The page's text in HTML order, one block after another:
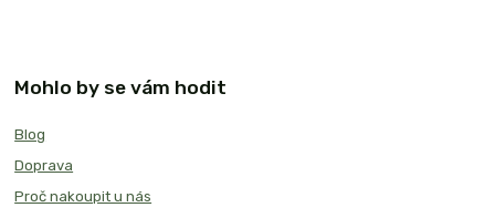
Mohlo by se vám hodit
Blog
Doprava
Proč nakoupit u nás